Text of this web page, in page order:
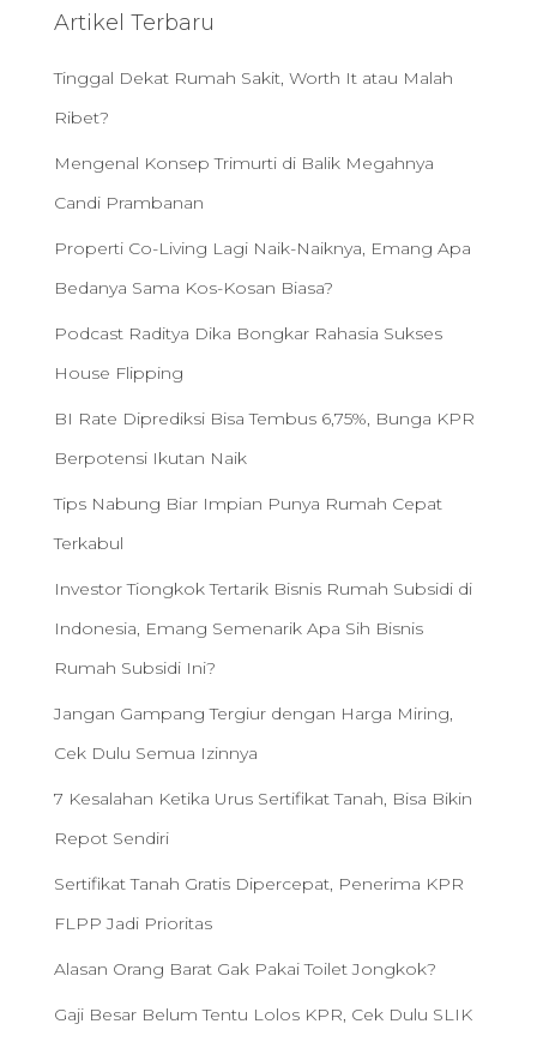
h
r
:
Artikel Terbaru
Tinggal Dekat Rumah Sakit, Worth It atau Malah
Ribet?
Mengenal Konsep Trimurti di Balik Megahnya
Candi Prambanan
Properti Co-Living Lagi Naik-Naiknya, Emang Apa
Bedanya Sama Kos-Kosan Biasa?
Podcast Raditya Dika Bongkar Rahasia Sukses
House Flipping
BI Rate Diprediksi Bisa Tembus 6,75%, Bunga KPR
Berpotensi Ikutan Naik
Tips Nabung Biar Impian Punya Rumah Cepat
Terkabul
Investor Tiongkok Tertarik Bisnis Rumah Subsidi di
Indonesia, Emang Semenarik Apa Sih Bisnis
Rumah Subsidi Ini?
Jangan Gampang Tergiur dengan Harga Miring,
Cek Dulu Semua Izinnya
7 Kesalahan Ketika Urus Sertifikat Tanah, Bisa Bikin
Repot Sendiri
Sertifikat Tanah Gratis Dipercepat, Penerima KPR
FLPP Jadi Prioritas
Alasan Orang Barat Gak Pakai Toilet Jongkok?
Gaji Besar Belum Tentu Lolos KPR, Cek Dulu SLIK